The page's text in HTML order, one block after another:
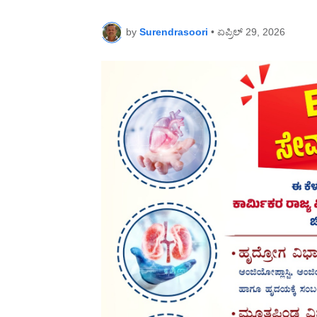
by Surendrasoori • ಏಪ್ರಿಲ್ 29, 2026